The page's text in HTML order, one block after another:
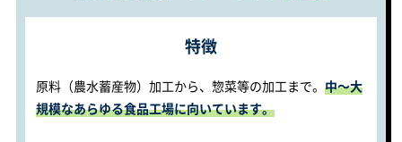
特徴
原料（農水蓄産物）加工から、惣菜等の加工まで。 中～大
規模なあらゆる食品工場に向いています。